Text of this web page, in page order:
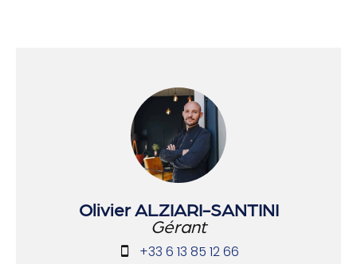
Olivier ALZIARI-SANTINI
Gérant
+33 6 13 85 12 66